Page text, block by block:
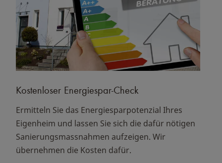
Kostenloser Energiespar-Check
Ermitteln Sie das Energiesparpotenzial Ihres
Eigenheim und lassen Sie sich die dafür nötigen
Sanierungsmassnahmen aufzeigen. Wir
übernehmen die Kosten dafür.